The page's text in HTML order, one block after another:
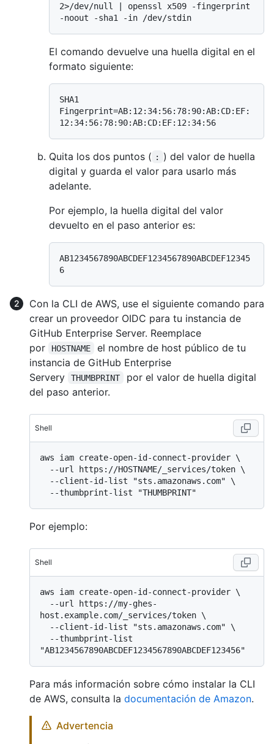
2>/dev/null | openssl x509 -fingerprint
El comando devuelve una huella digital en el
formato siguiente:
SHA1
Fingerprint=AB:12:34:56:78:90:AB:CD:EF:
Quita los dos puntos ( :
) del valor de huella
digital y guarda el valor para usarlo más
adelante.
Por ejemplo, la huella digital del valor
devuelto en el paso anterior es:
AB1234567890ABCDEF1234567890ABCDEF12345
Con la CLI de AWS, use el siguiente comando para
crear un proveedor OIDC para tu instancia de
GitHub Enterprise Server. Reemplace
por
HOSTNAME
el nombre de host público de tu
instancia de GitHub Enterprise
Servery
THUMBPRINT
por el valor de huella digital
del paso anterior.
Shell
aws iam create-open-id-connect-provider \
Por ejemplo:
Shell
aws iam create-open-id-connect-provider \
host.example.com/_services/token \
Para más información sobre cómo instalar la CLI
de AWS, consulta la documentación de Amazon.
Advertencia